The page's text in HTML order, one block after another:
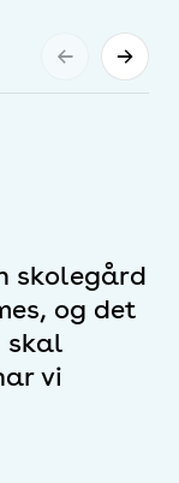
← →
skolegård
og det
skal
vi